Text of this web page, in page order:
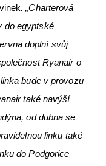
. „Charterová
do egyptské
doplní svůj
Ryanair o
bude v provozu
také navýší
od dubna se
linku také
do Podgorice